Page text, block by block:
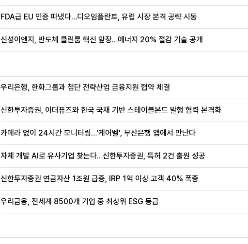
FDA급 EU 인증 따냈다…디오임플란트, 유럽 시장 본격 공략 시동
신성이엔지, 반도체 클린룸 혁신 앞장…에너지 20% 절감 기술 공개
우리은행, 한화그룹과 첨단 전략산업 금융지원 협약 체결
신한투자증권, 이더퓨즈와 한국 국채 기반 스테이블본드 발행 협력 본격화
카메라 없이 24시간 모니터링…'케어벨', 부산은행 앱에서 만난다
자체 개발 AI로 유사기업 찾는다…신한투자증권, 특허 2건 출원 성공
신한투자증권 연금자산 1조원 급증, IRP 1억 이상 고객 40% 폭증
우리금융, 전세계 8500개 기업 중 최상위 ESG 등급